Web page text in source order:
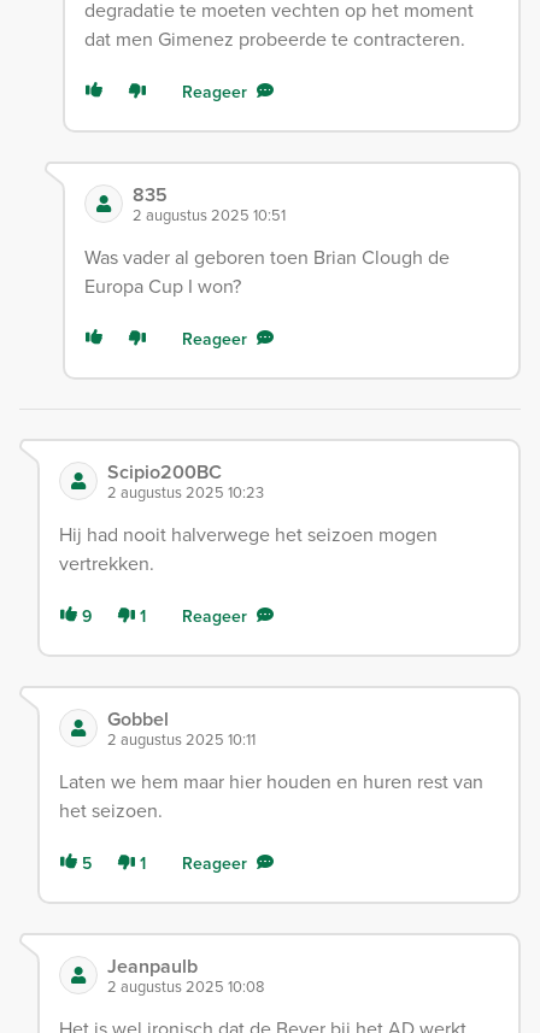
degradatie te moeten vechten op het moment
dat men Gimenez probeerde te contracteren.
Reageer
835
2 augustus 2025 10:51
Was vader al geboren toen Brian Clough de
Europa Cup I won?
Reageer
Scipio200BC
2 augustus 2025 10:23
Hij had nooit halverwege het seizoen mogen
vertrekken.
9 1 Reageer
Gobbel
2 augustus 2025 10:11
Laten we hem maar hier houden en huren rest van
het seizoen.
5 1 Reageer
Jeanpaulb
2 augustus 2025 10:08